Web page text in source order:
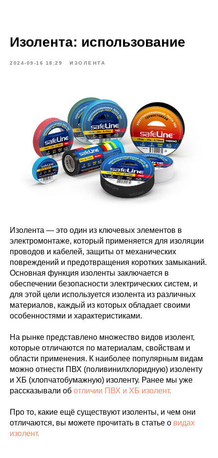
Изолента: использование
2024-09-16 18:29 ИЗОЛЕНТА
Изолента — это один из ключевых элементов в
электромонтаже, который применяется для изоляции
проводов и кабелей, защиты от механических
повреждений и предотвращения коротких замыканий.
Основная функция изоленты заключается в
обеспечении безопасности электрических систем, и
для этой цели используется изолента из различных
материалов, каждый из которых обладает своими
особенностями и характеристиками.
На рынке представлено множество видов изолент,
которые отличаются по материалам, свойствам и
области применения. К наиболее популярным видам
можно отнести ПВХ (поливинилхлоридную) изоленту
и ХБ (хлопчатобумажную) изоленту. Ранее мы уже
рассказывали об отличии ПВХ и ХБ изолент.
Про то, какие ещё существуют изоленты, и чем они
отличаются, вы можете прочитать в статье о видах
изолент.